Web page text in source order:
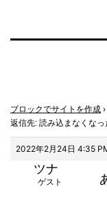
ブロックでサイトを作成 ›
返信先: 読み込まなくなっ
2022年2月24日 4:35
ツナ
ゲスト